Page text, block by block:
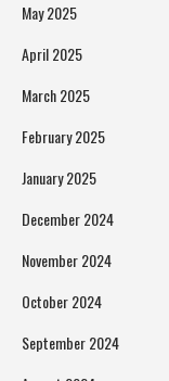
May 2025
April 2025
March 2025
February 2025
January 2025
December 2024
November 2024
October 2024
September 2024